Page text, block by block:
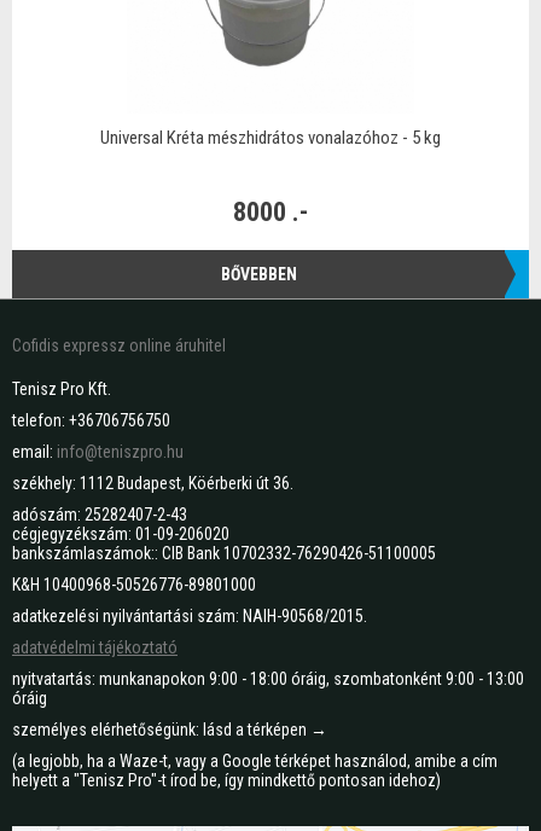
Universal Kréta mészhidrátos vonalazóhoz - 5 kg
8000 .-
BŐVEBBEN
Cofidis expressz online áruhitel
Tenisz Pro Kft.
telefon: +36706756750
email: info@teniszpro.hu
székhely: 1112 Budapest, Köérberki út 36.
adószám: 25282407-2-43
cégjegyzékszám: 01-09-206020
bankszámlaszámok:: CIB Bank 10702332-76290426-51100005
K&H 10400968-50526776-89801000
adatkezelési nyilvántartási szám: NAIH-90568/2015.
adatvédelmi tájékoztató
nyitvatartás: munkanapokon 9:00 - 18:00 óráig, szombatonként 9:00 - 13:00
óráig
személyes elérhetőségünk: lásd a térképen →
(a legjobb, ha a Waze-t, vagy a Google térképet használod, amibe a cím
helyett a "Tenisz Pro"-t írod be, így mindkettő pontosan idehoz)